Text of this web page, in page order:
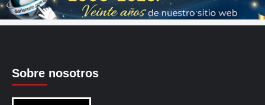
Sobre nosotros